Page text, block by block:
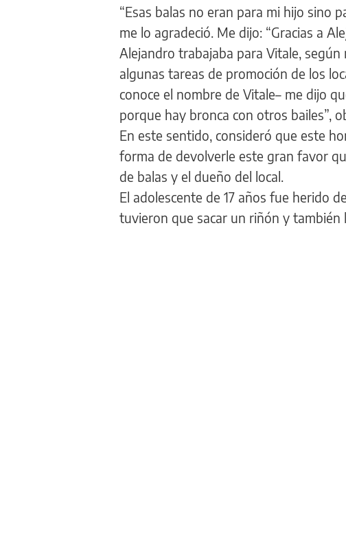
“Esas balas no eran para mi hijo sino
me lo agradeció. Me dijo: “Gracias a
Alejandro trabajaba para Vitale, según
algunas tareas de promoción de los
conoce el nombre de Vitale– me dijo
porque hay bronca con otros bailes”,
En este sentido, consideró que este
forma de devolverle este gran favor
de balas y el dueño del local.
El adolescente de 17 años fue herido
tuvieron que sacar un riñón y también